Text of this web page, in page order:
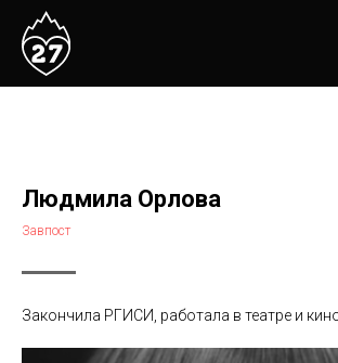
Людмила Орлова
Завпост
Закончила РГИСИ, работала в театре и